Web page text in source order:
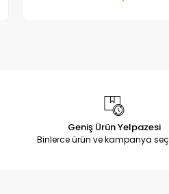
Geniş Ürün Yelpazesi
Binlerce ürün ve kampanya